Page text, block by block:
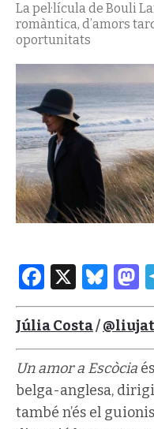
La pel·lícula de Bouli
romàntica, d’amors
oportunitats
X
Júlia Costa/
Un amor a Escòcia
belga-anglesa,
també n’és el